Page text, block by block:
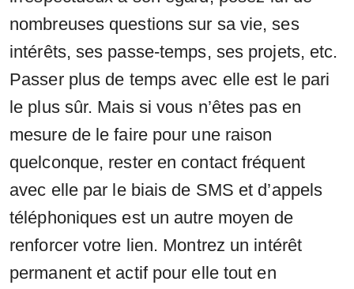
nombreuses questions sur sa vie, ses
intérêts, ses passe-temps, ses projets, etc.
Passer plus de temps avec elle est le pari
le plus sûr. Mais si vous n’êtes pas en
mesure de le faire pour une raison
quelconque, rester en contact fréquent
avec elle par le biais de SMS et d’appels
téléphoniques est un autre moyen de
renforcer votre lien. Montrez un intérêt
permanent et actif pour elle tout en